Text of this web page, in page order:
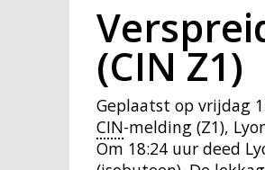
(CIN Z1)
Geplaatst op vrijdag
CIN-melding (Z1),
Om 18:24 uur deed